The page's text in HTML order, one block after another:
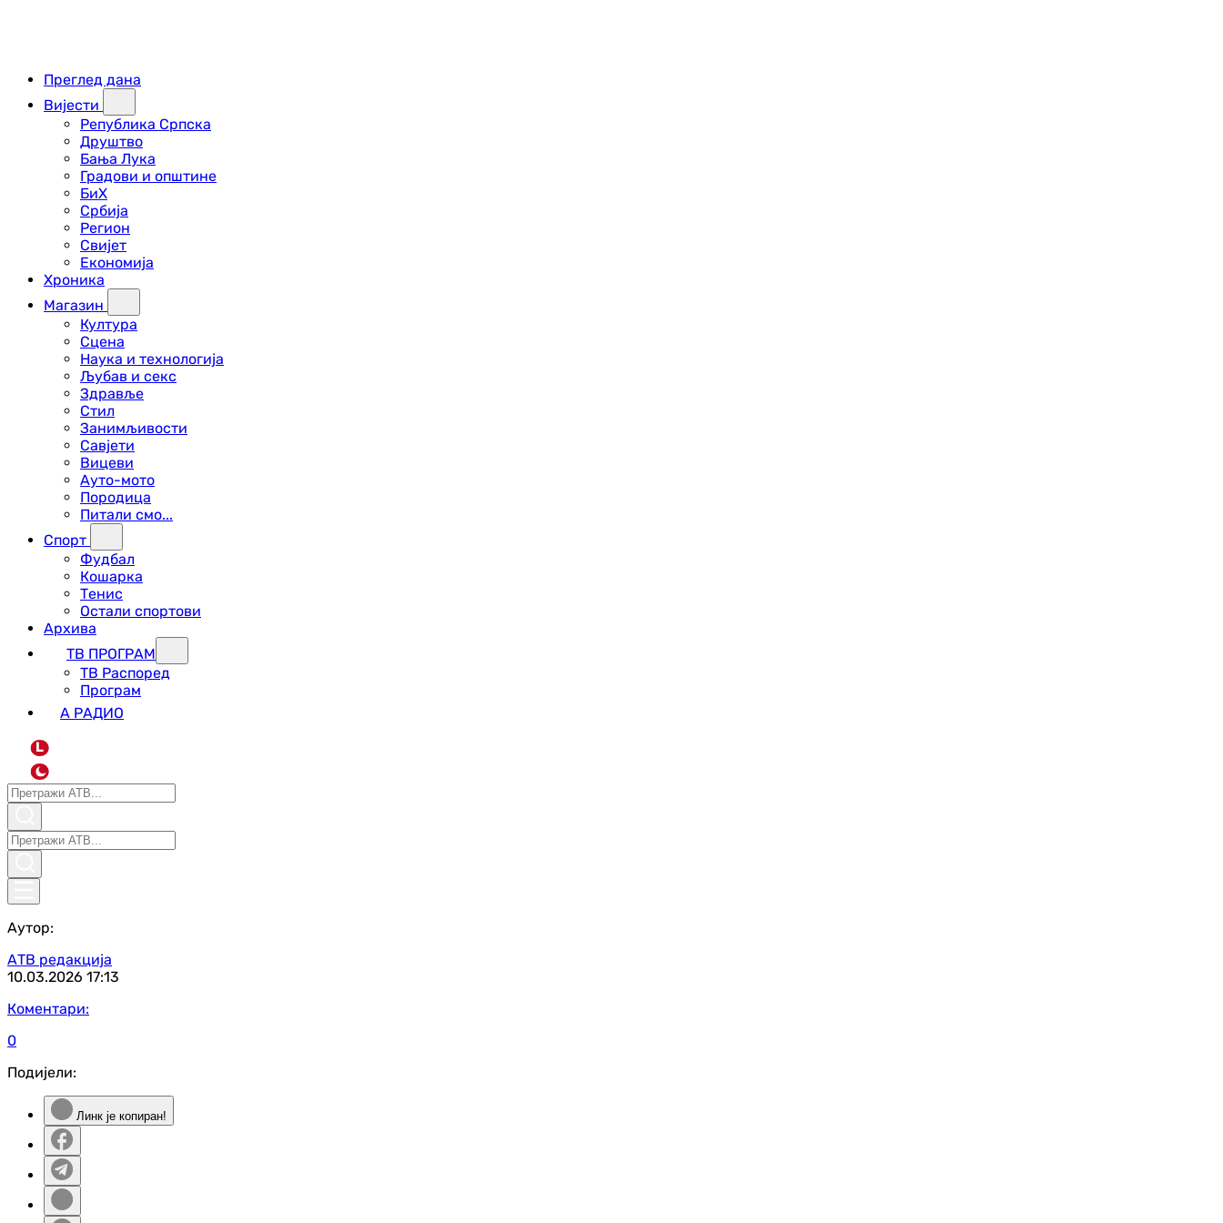
Преглед дана
Вијести
Република Српска
Друштво
Бања Лука
Градови и општине
БиХ
Србија
Регион
Свијет
Економија
Хроника
Магазин
Култура
Сцена
Наука и технологија
Љубав и секс
Здравље
Стил
Занимљивости
Савјети
Вицеви
Ауто-мото
Породица
Питали смо...
Спорт
Фудбал
Кошарка
Тенис
Остали спортови
Архива
ТВ ПРОГРАМ
ТВ Распоред
Програм
А РАДИО
L
Аутор:
АТВ редакција
10.03.2026 17:13
Коментари:
0
Подијели:
Линк је копиран!